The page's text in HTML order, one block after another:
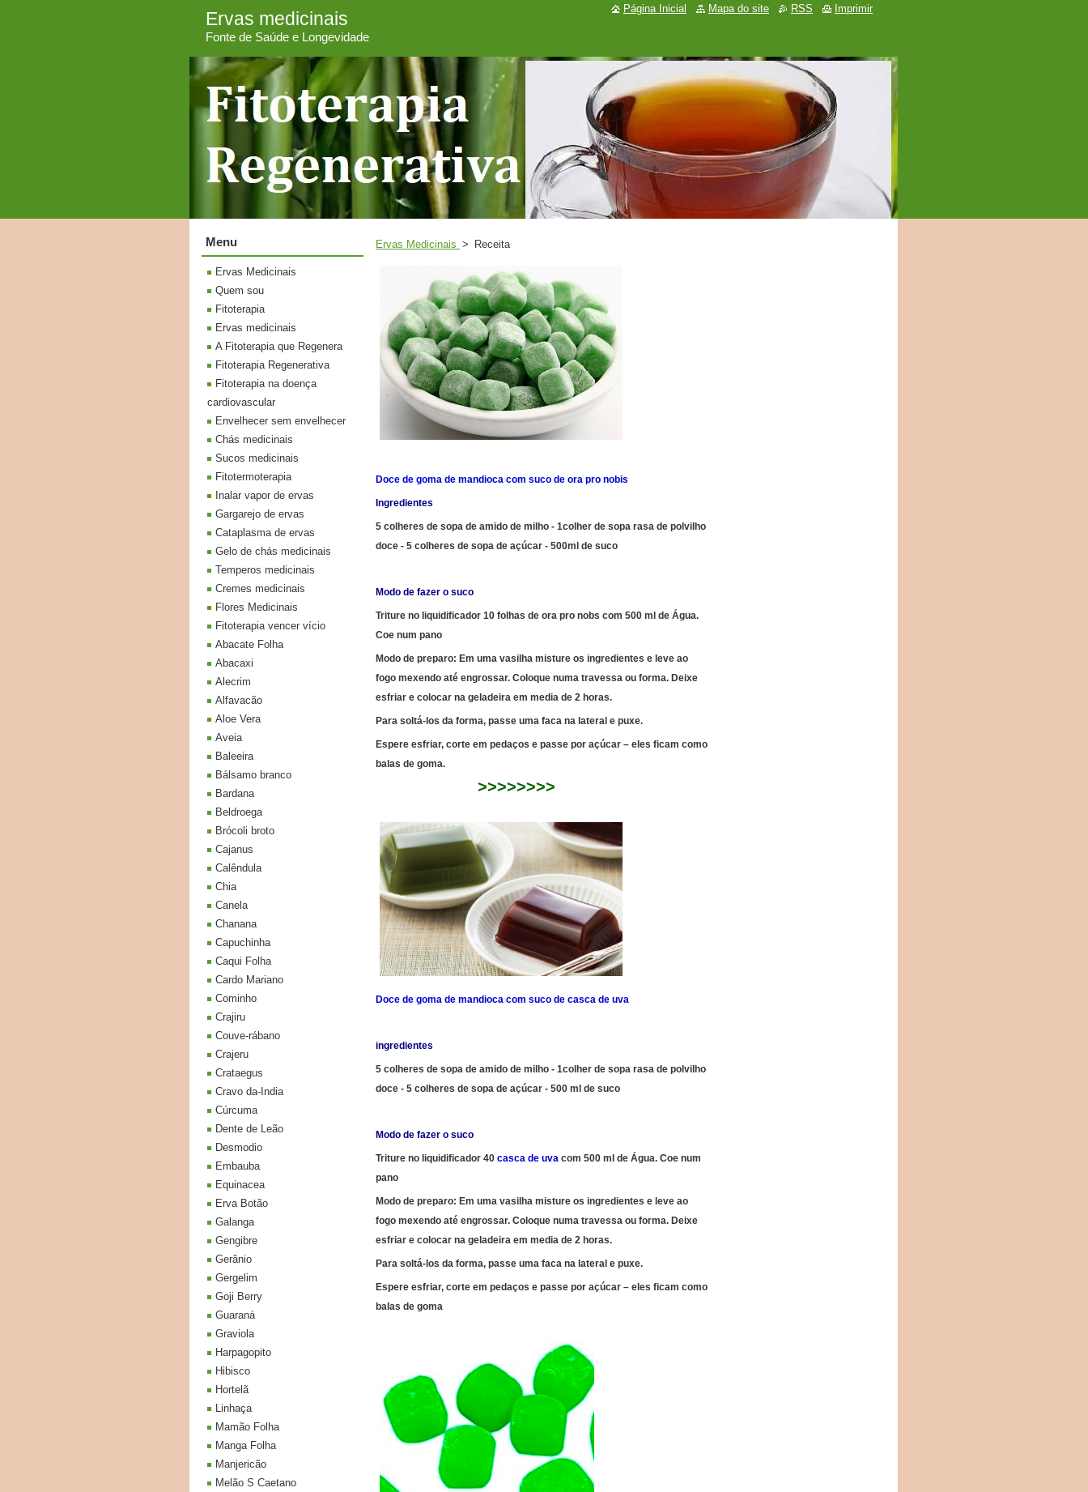
Ervas medicinais
Fonte de Saúde e Longevidade
Ervas Medicinais > Receita
Doce de goma de mandioca com suco de ora pro nobis
Ingredientes
5 colheres de sopa de amido de milho - 1colher de sopa rasa de polvilho
doce - 5 colheres de sopa de açúcar - 500ml de suco
Modo de fazer o suco
Triture no liquidificador 10 folhas de ora pro nobs com 500 ml de Água.
Coe num pano
Modo de preparo: Em uma vasilha misture os ingredientes e leve ao
fogo mexendo até engrossar. Coloque numa travessa ou forma. Deixe
esfriar e colocar na geladeira em media de 2 horas.
Para soltá-los da forma, passe uma faca na lateral e puxe.
Espere esfriar, corte em pedaços e passe por açúcar – eles ficam como
balas de goma.
>>>>>>>>
Doce de goma de mandioca com suco de casca de uva
ingredientes
5 colheres de sopa de amido de milho - 1colher de sopa rasa de polvilho
doce - 5 colheres de sopa de açúcar - 500 ml de suco
Modo de fazer o suco
Triture no liquidificador 40 casca de uva com 500 ml de Água. Coe num
pano
Modo de preparo: Em uma vasilha misture os ingredientes e leve ao
fogo mexendo até engrossar. Coloque numa travessa ou forma. Deixe
esfriar e colocar na geladeira em media de 2 horas.
Para soltá-los da forma, passe uma faca na lateral e puxe.
Espere esfriar, corte em pedaços e passe por açúcar – eles ficam como
balas de goma
Menu
Ervas Medicinais
Quem sou
Fitoterapia
Ervas medicinais
A Fitoterapia que Regenera
Fitoterapia Regenerativa
Fitoterapia na doença
cardiovascular
Envelhecer sem envelhecer
Chás medicinais
Sucos medicinais
Fitotermoterapia
Inalar vapor de ervas
Gargarejo de ervas
Cataplasma de ervas
Gelo de chás medicinais
Temperos medicinais
Cremes medicinais
Flores Medicinais
Fitoterapia vencer vício
Abacate Folha
Abacaxi
Alecrim
Alfavacão
Aloe Vera
Aveia
Baleeira
Bálsamo branco
Bardana
Beldroega
Brócoli broto
Cajanus
Calêndula
Chia
Canela
Chanana
Capuchinha
Caqui Folha
Cardo Mariano
Cominho
Crajiru
Couve-rábano
Crajeru
Crataegus
Cravo da-India
Cúrcuma
Dente de Leão
Desmodio
Embauba
Equinacea
Erva Botão
Galanga
Gengibre
Gerânio
Gergelim
Goji Berry
Guaraná
Graviola
Harpagopito
Hibisco
Hortelã
Linhaça
Mamão Folha
Manga Folha
Manjericão
Melão S Caetano
Página Inicial Mapa do site RSS Imprimir